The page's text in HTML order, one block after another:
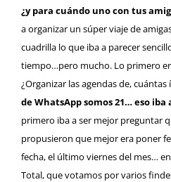
¿y para cuándo uno con tus
a organizar un súper viaje de
cuadrilla lo que iba a parecer
tiempo…pero mucho. Lo primero
¿Organizar las agendas de, cuántas
de WhatsApp somos 21… eso
primero iba a ser mejor preguntar
propusieron que mejor era poner
fecha, el último viernes del mes…
Total, que votamos por varios